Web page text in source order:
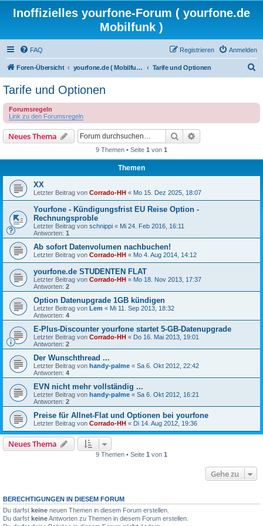
Inoffizielles yourfone-Forum ( yourfone.de
Mobilfunk )
FAQ Anmelden
Registrieren
Foren-Übersicht yourfone.de ( Mobilfunkangebot ) Tarife und Optionen
e
Tarife und Optionen
Forumsregeln
Link zu den Forumsregeln
Neues Thema Suche
9 Themen • Seite 1 von 1
Themen
XX
Letzter Beitrag von Corrado-HH « Mo 15. Dez 2025, 18:07
Yourfone - Kündigungsfrist EU Reise Option -
Rechnungsproble
Letzter Beitrag von schnippi « Mi 24. Feb 2016, 16:11
Antworten: 1
Ab sofort Datenvolumen nachbuchen!
Letzter Beitrag von Corrado-HH « Mo 4. Aug 2014, 14:12
yourfone.de STUDENTEN FLAT
Letzter Beitrag von Corrado-HH « Mo 18. Nov 2013, 17:37
Antworten: 2
Option Datenupgrade 1GB kündigen
Letzter Beitrag von Lem « Mi 11. Sep 2013, 18:32
Antworten: 4
E-Plus-Discounter yourfone startet 5-GB-Datenupgrade
Letzter Beitrag von Corrado-HH « Do 16. Mai 2013, 19:01
Antworten: 2
Der Wunschthread ...
Letzter Beitrag von handy-palme « Sa 6. Okt 2012, 22:42
Antworten: 4
EVN nicht mehr vollständig ...
Letzter Beitrag von handy-palme « Sa 6. Okt 2012, 16:21
Antworten: 2
Preise für Allnet-Flat und Optionen bei yourfone
Letzter Beitrag von Corrado-HH « Di 14. Aug 2012, 19:36
Neues Thema
9 Themen • Seite 1 von 1
Gehe zu
BERECHTIGUNGEN IN DIESEM FORUM
Du darfst keine neuen Themen in diesem Forum erstellen.
Du darfst keineAntworten zu Themen in diesem Forum erstellen.